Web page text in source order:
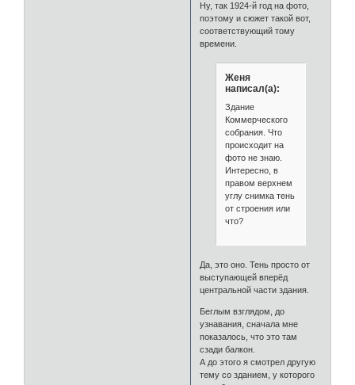
Ну, так 1924-й год на фото,
поэтому и сюжет такой вот,
соответствующий тому
времени.
Женя
написал(а):
Здание
Коммерческого
собрания. Что
происходит на
фото не знаю.
Интересно, в
правом верхнем
углу снимка тень
от строения или
что?
Да, это оно. Тень просто от
выступающей вперёд
центральной части здания.
Беглым взглядом, до
узнавания, сначала мне
показалось, что это там
сзади балкон.
А до этого я смотрел другую
тему со зданием, у которого